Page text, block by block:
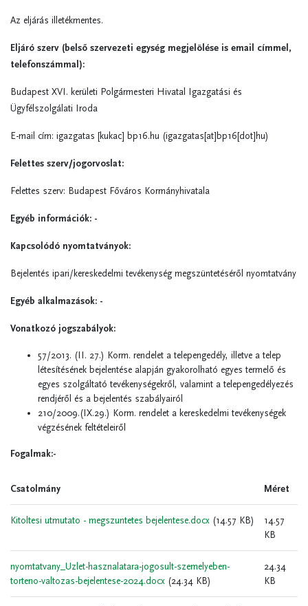
Az eljárás illetékmentes.
Eljáró szerv (belső szervezeti egység megjelölése is email címmel,
telefonszámmal):
Budapest XVI. kerületi Polgármesteri Hivatal Igazgatási és
Ügyfélszolgálati Iroda
E-mail cím: igazgatas [kukac] bp16.hu (igazgatas[at]bp16[dot]hu)
Felettes szerv/jogorvoslat:
Felettes szerv: Budapest Főváros Kormányhivatala
Egyéb információk: -
Kapcsolódó nyomtatványok:
Bejelentés ipari/kereskedelmi tevékenység megszüntetéséről nyomtatvány
Egyéb alkalmazások: -
Vonatkozó jogszabályok:
57/2013. (II. 27.) Korm. rendelet a telepengedély, illetve a telep
létesítésének bejelentése alapján gyakorolható egyes termelő és
egyes szolgáltató tevékenységekről, valamint a telepengedélyezés
rendjéről és a bejelentés szabályairól
210/2009.(IX.29.) Korm. rendelet a kereskedelmi tevékenységek
végzésének feltételeiről
Fogalmak:-
Csatolmány Méret
Kitoltesi utmutato - megszuntetes bejelentese.docx (14.57 KB)
14.57
KB
nyomtatvany_Uzlet-hasznalatara-jogosult-szemelyeben-
torteno-valtozas-bejelentese-2024.docx (24.34 KB)
24.34
KB